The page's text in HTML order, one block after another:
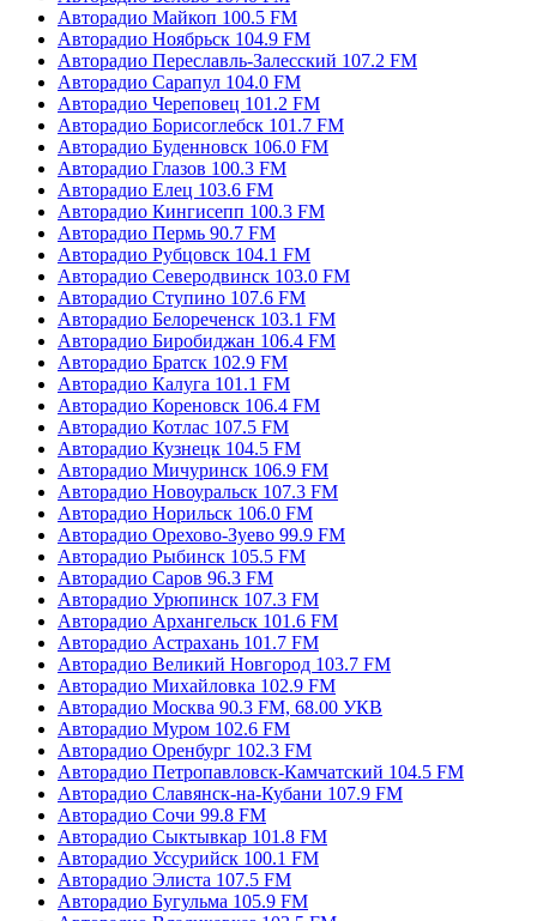
Авторадио Майкоп 100.5 FM
Авторадио Ноябрьск 104.9 FM
Авторадио Переславль-Залесский 107.2 FM
Авторадио Сарапул 104.0 FM
Авторадио Череповец 101.2 FM
Авторадио Борисоглебск 101.7 FM
Авторадио Буденновск 106.0 FM
Авторадио Глазов 100.3 FM
Авторадио Елец 103.6 FM
Авторадио Кингисепп 100.3 FM
Авторадио Пермь 90.7 FM
Авторадио Рубцовск 104.1 FM
Авторадио Северодвинск 103.0 FM
Авторадио Ступино 107.6 FM
Авторадио Белореченск 103.1 FM
Авторадио Биробиджан 106.4 FM
Авторадио Братск 102.9 FM
Авторадио Калуга 101.1 FM
Авторадио Кореновск 106.4 FM
Авторадио Котлас 107.5 FM
Авторадио Кузнецк 104.5 FM
Авторадио Мичуринск 106.9 FM
Авторадио Новоуральск 107.3 FM
Авторадио Норильск 106.0 FM
Авторадио Орехово-Зуево 99.9 FM
Авторадио Рыбинск 105.5 FM
Авторадио Саров 96.3 FM
Авторадио Урюпинск 107.3 FM
Авторадио Архангельск 101.6 FM
Авторадио Астрахань 101.7 FM
Авторадио Великий Новгород 103.7 FM
Авторадио Михайловка 102.9 FM
Авторадио Москва 90.3 FM, 68.00 УКВ
Авторадио Муром 102.6 FM
Авторадио Оренбург 102.3 FM
Авторадио Петропавловск-Камчатский 104.5 FM
Авторадио Славянск-на-Кубани 107.9 FM
Авторадио Сочи 99.8 FM
Авторадио Сыктывкар 101.8 FM
Авторадио Уссурийск 100.1 FM
Авторадио Элиста 107.5 FM
Авторадио Бугульма 105.9 FM